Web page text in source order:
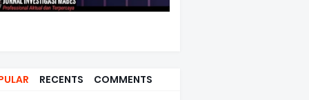
RECENTS COMMENTS